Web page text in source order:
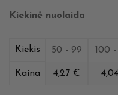
Kiekinė nuolaida
Kiekis 50 - 99 100
Kaina 4,27 € 4,04